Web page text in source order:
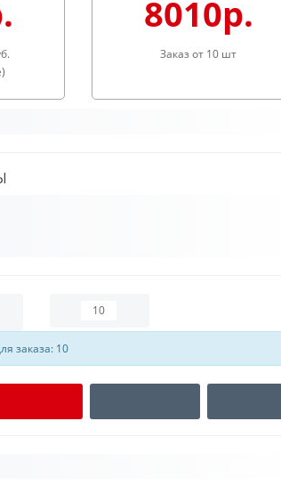
8010р.
Заказ от 10 шт
заказа: 10